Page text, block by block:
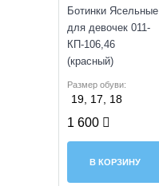
Ботинки Ясельные
для девочек 011-
КП-106,46
(красный)
Размер обуви:
19, 17, 18
1 600
В КОРЗИНУ